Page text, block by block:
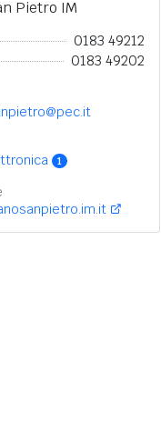
Pietro IM
0183 49212
0183 49202
1